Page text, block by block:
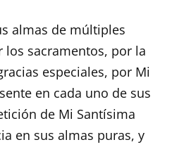
almas de múltiples
los sacramentos, por la
especiales, por Mi
en cada uno de sus
de Mi Santísima
en sus almas puras, y